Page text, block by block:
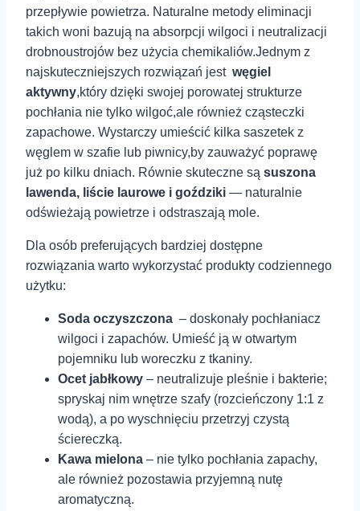
przepływie powietrza. Naturalne metody eliminacji
takich ​woni bazują na absorpcji wilgoci i neutralizacji
drobnoustrojów bez ⁢użycia chemikaliów.Jednym z
najskuteczniejszych rozwiązań‍ jest ⁤ węgiel
aktywny,który dzięki swojej porowatej strukturze
pochłania nie tylko wilgoć,ale również ​cząsteczki
zapachowe. ⁣Wystarczy umieścić kilka saszetek z
węglem w szafie lub ⁣piwnicy,by zauważyć poprawę
już po kilku dniach. Równie‌ skuteczne są suszona
lawenda,⁤ liście laurowe i​ goździki — naturalnie
odświeżają​ powietrze i odstraszają mole.
Dla osób preferujących bardziej dostępne
rozwiązania warto wykorzystać produkty codziennego
użytku:
Soda oczyszczona ‌ – doskonały pochłaniacz
wilgoci ⁣i ⁤zapachów. ‍Umieść ją w otwartym
pojemniku lub woreczku z tkaniny.
Ocet jabłkowy –‍ neutralizuje pleśnie i bakterie;
spryskaj nim⁣ wnętrze szafy (rozcieńczony 1:1 z
wodą), a⁣ po wyschnięciu przetrzyj czystą
ściereczką.
Kawa ‌mielona – ⁤nie tylko pochłania zapachy,⁢
ale również pozostawia przyjemną​ nutę
aromatyczną.